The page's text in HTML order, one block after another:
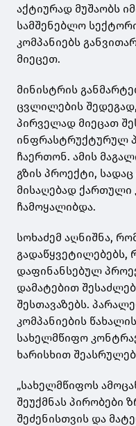
აქტიურად მუშაობს
სამშენებლო
კომპანიებს
მიეცეთ.
მინისტრის
ცვლილების
პირველად მიეცათ
ინფრასტრუქტურულ
ჩაერთონ. ამის
გზის პროექტი,
მისაღებად ქართული
ჩამოყალიბდა.
სოხაძემ აღნიშნა,
გადაწყვეტილებებს,
დაფინანსებულ
დამატებით
შესთავაზებს.
კომპანიების
სახელმწიფო
ხარისხით
„სახელმწიფოს
შეუქმნას პირობები
შეძენისთვის და